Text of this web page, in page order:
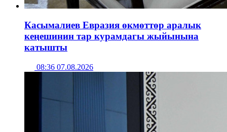
Касымалиев Евразия өкмөттөр аралык
кеңешинин тар курамдагы жыйынына
катышты
08:36 07.08.2026